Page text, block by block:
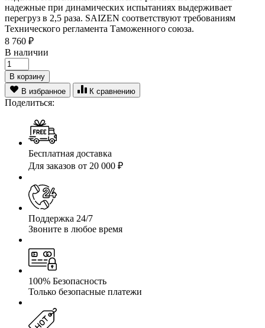
надежные при динамических испытаниях выдерживает
перегруз в 2,5 раза. SAIZEN соответствуют требованиям
Технического регламента Таможенного союза.
8 760 ₽
В наличии
В корзину
В избранное
К сравнению
Поделиться:
Бесплатная доставка
Для заказов от 20 000 ₽
Поддержка 24/7
Звоните в любое время
100% Безопасность
Только безопасные платежи